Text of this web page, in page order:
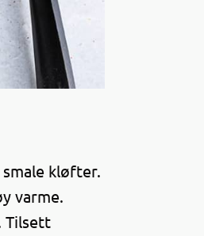
kløfter.
varme.
Tilsett